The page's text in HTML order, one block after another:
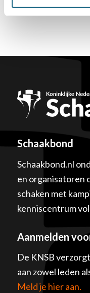
Schaakbond
Schaakbond.nl
en organisatoren
schaken met
kenniscentrum
Aanmelden
De KNSB
aan zowel leden
Meld je hier aan.